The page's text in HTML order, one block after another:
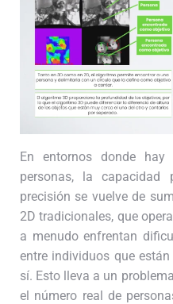
En entornos donde
personas, la capacidad
precisión se vuelve de
2D tradicionales, que
a menudo enfrentan
entre individuos que
sí. Esto lleva a un
el número real de